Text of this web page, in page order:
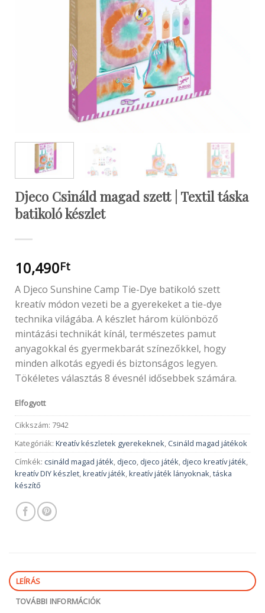
Djeco Csináld magad szett | Textil táska
batikoló készlet
10,490Ft
A Djeco Sunshine Camp Tie-Dye batikoló szett
kreatív módon vezeti be a gyerekeket a tie-dye
technika világába. A készlet három különböző
mintázási technikát kínál, természetes pamut
anyagokkal és gyermekbarát színezőkkel, hogy
minden alkotás egyedi és biztonságos legyen.
Tökéletes választás 8 évesnél idősebbek számára.
Elfogyott
Cikkszám: 7942
Kategóriák: Kreatív készletek gyerekeknek, Csináld magad játékok
Címkék: csináld magad játék, djeco, djeco játék, djeco kreatív játék,
kreatív DIY készlet,kreatív játék,kreatív játék lányoknak,táska
készítő
LEÍRÁS
TOVÁBBI INFORMÁCIÓK